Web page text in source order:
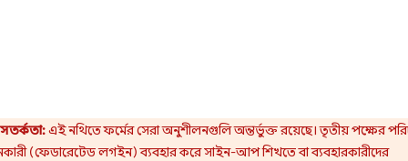
সতর্কতা:এই নথিতে ফর্মের সেরা অনুশীলনগুলি অন্তর্ভুক্ত রয়েছে। তৃতীয় পক্ষের
(ফেডারেটেড লগইন) ব্যবহার করে সাইন-আপ শিখতে বা ব্যবহারকারীদের